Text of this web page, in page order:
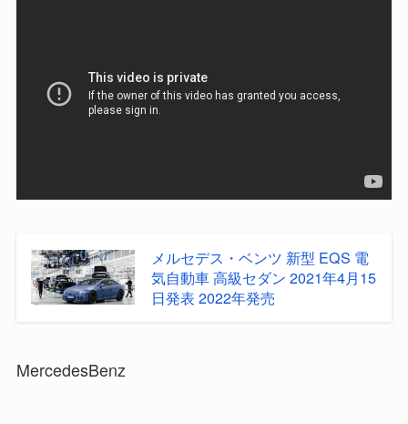
メルセデス・ベンツ 新型 EQS 電
気自動車 高級セダン 2021年4月15
日発表 2022年発売
MercedesBenz